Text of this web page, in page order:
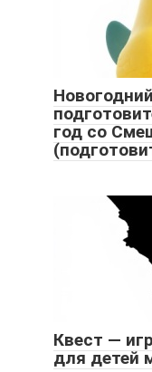
год со
Квест —
для детей